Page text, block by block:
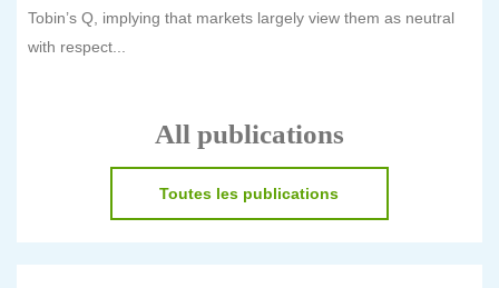
Tobin’s Q, implying that markets largely view them as neutral
with respect...
All publications
Toutes les publications